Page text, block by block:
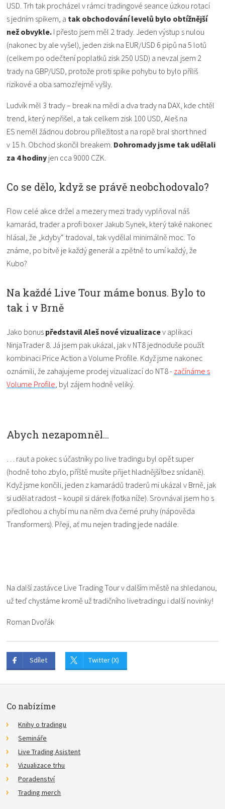
USD. Trh tak procházel v rámci tradingové seance úzkou rotací
s jedním spikem, a tak obchodování levelů bylo obtížnější
než obvykle. I přesto jsem měl 2 trady. Jeden výstup s nulou
(nakonec by ale vyšel), jeden zisk na EUR/USD 6 pipů na 5 lotů
(celkem po odečtení poplatků zisk 250 USD) a nevzal jsem 2
trady na GBP/USD, protože proti spike pohybu to bylo příliš
rizikové a oba samozřejmě vyšly.
Ludvík měl 3 trady – break na mědi a dva trady na DAX, kde chtěl
trend, který nepřišel, a tak celkem zisk 100 USD, Aleš na
ES neměl žádnou dobrou příležitost a na ropě bral short hned
v 15 h. Obchod skončil breakem. Dohromady jsme tak udělali
za 4 hodiny jen cca 9000 CZK.
Co se dělo, když se právě neobchodovalo?
Flow celé akce držel a mezery mezi trady vyplňoval náš
kamarád, trader a profi boxer Jakub Synek, který také nakonec
hlásal, že „kdyby“ tradoval, tak vydělal minimálně moc. To
známe, po bitvě je každý generál a zpětně to umí každý, že
Kubo?
Na každé Live Tour máme bonus. Bylo to
tak i v Brně
Jako bonus představil Aleš nové vizualizacev aplikaci
NinjaTrader 8. Já jsem pak ukázal, jak v NT8 jednoduše použít
kombinaci Price Action a Volume Profile. Když jsme nakonec
oznámili, že zahajujeme prodej vizualizací do NT8 - začínáme s
Volume Profile, byl zájem hodně veliký.
Abych nezapomněl...
… raut a pokec s účastníky po live tradingu byl opět super
(hodně toho zbylo, příště musíte přijet hladnější!bez snídaně).
Když jsme končili, jeden z kamarádů traderů mi ukázal v Brně, jak
si udělat radost – koupil si dárek (fotka níže). Srovnával jsem ho s
předlohou a chybí mu na něm dva černé pruhy (nápověda
Transformers). Přeji, ať mu nejen trading jede nadále.
Na další zastávce Live Trading Tour v dalším městě na shledanou,
už teď chystáme kromě už tradičního livetradingu i další novinky!
Roman Dvořák
Sdílet Twitter (X)
Co nabízíme
Knihy o tradingu
Semináře
Live Trading Asistent
Vizualizace trhu
Poradenství
Trading merch